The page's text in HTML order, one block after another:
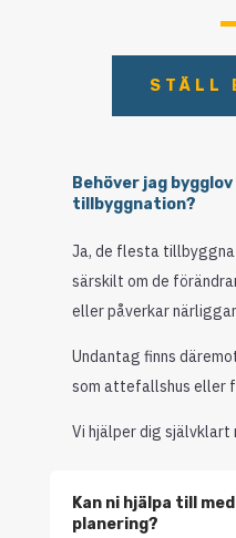
STÄLL
Behöver jag
tillbyggnation?
Ja, de flesta
särskilt om de
eller påverkar
Undantag finns
som attefallshus eller
Vi hjälper dig självklart
Kan ni hjälpa till
planering?